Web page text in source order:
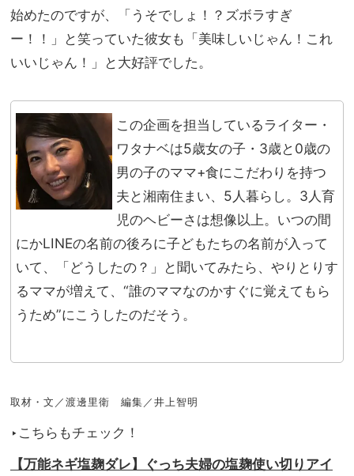
始めたのですが、「うそでしょ！？ズボラすぎ
ー！！」と笑っていた彼女も「美味しいじゃん！これ
いいじゃん！」と大好評でした。
この企画を担当しているライター・
ワタナベは5歳女の子・3歳と0歳の
男の子のママ+食にこだわりを持つ
夫と湘南住まい、5人暮らし。3人育
児のヘビーさは想像以上。いつの間
にかLINEの名前の後ろに子どもたちの名前が入って
いて、「どうしたの？」と聞いてみたら、やりとりす
るママが増えて、“誰のママなのかすぐに覚えてもら
うため”にこうしたのだそう。
取材・文／渡邊里衛 編集／井上智明
‣こちらもチェック！
【万能ネギ塩麹ダレ】ぐっち夫婦の塩麹使い切りアイ